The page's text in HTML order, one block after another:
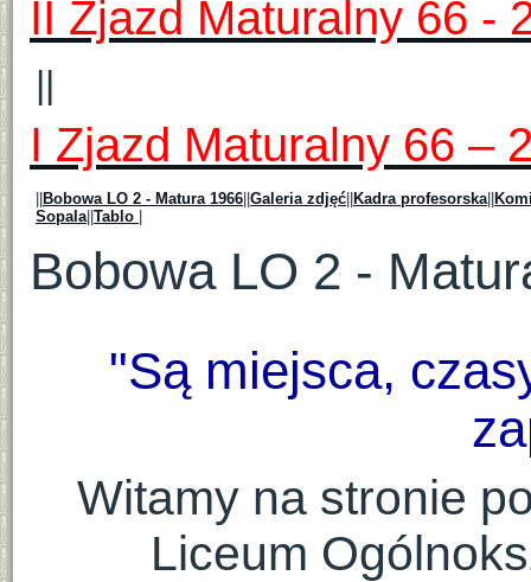
II Zjazd Maturalny 66 -
||
I Zjazd Maturalny 66 –
Bobowa LO 2 - Matura 1966 Galeria zdjęć Kadra profesorska||
Sopala|| Tablo
Bobowa LO 2 -
"Są miejsca,
Witamy na stronie
Liceum